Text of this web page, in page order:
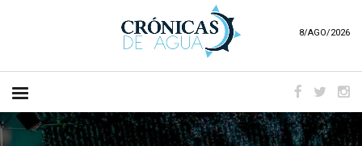
8/AGO/2026